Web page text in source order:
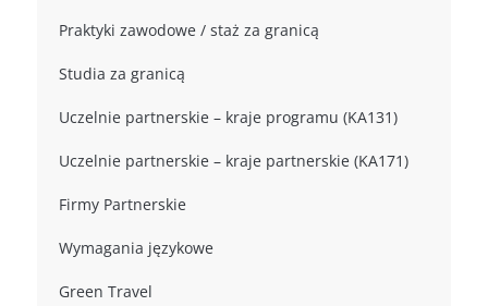
Praktyki zawodowe / staż za granicą
Studia za granicą
Uczelnie partnerskie – kraje programu (KA131)
Uczelnie partnerskie – kraje partnerskie (KA171)
Firmy Partnerskie
Wymagania językowe
Green Travel